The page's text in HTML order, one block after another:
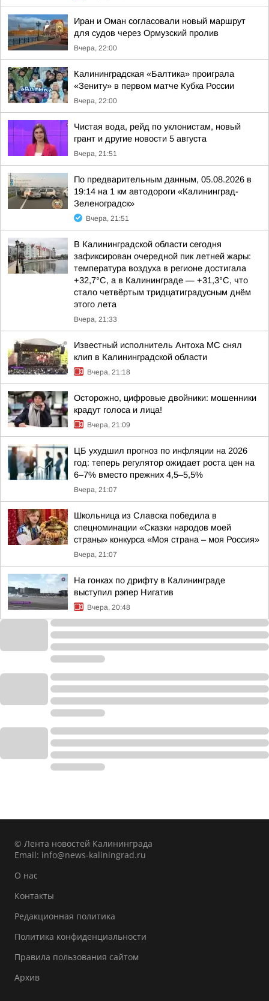
Иран и Оман согласовали новый маршрут
для судов через Ормузский пролив
Вчера, 22:00
Калининградская «Балтика» проиграла
«Зениту» в первом матче Кубка России
Вчера, 22:00
Чистая вода, рейд по уклонистам, новый
грант и другие новости 5 августа
Вчера, 21:51
По предварительным данным, 05.08.2026 в
19:14 на 1 км автодороги «Калининград-
Зеленоградск»
Вчера, 21:51
В Калининградской области сегодня
зафиксирован очередной пик летней жары:
температура воздуха в регионе достигала
+32,7°С, а в Калининграде — +31,3°С, что
стало четвёртым тридцатиградусным днём
этого лета
Вчера, 21:33
Известный исполнитель Антоха МС снял
клип в Калининградской области
Вчера, 21:18
Осторожно, цифровые двойники: мошенники
крадут голоса и лица!
Вчера, 21:09
ЦБ ухудшил прогноз по инфляции на 2026
год: теперь регулятор ожидает роста цен на
6–7% вместо прежних 4,5–5,5%
Вчера, 21:07
Школьница из Славска победила в
спецноминации «Сказки народов моей
страны» конкурса «Моя страна – моя Россия»
Вчера, 21:07
На гонках по дрифту в Калининграде
выступил рэпер Нигатив
Вчера, 20:48
© Лента новостей Калининграда
Email: info@news-kaliningrad.ru
О нас
Контакты
Редакционная политика
Политика конфиденциальности
Правила пользования сайтом
Архив